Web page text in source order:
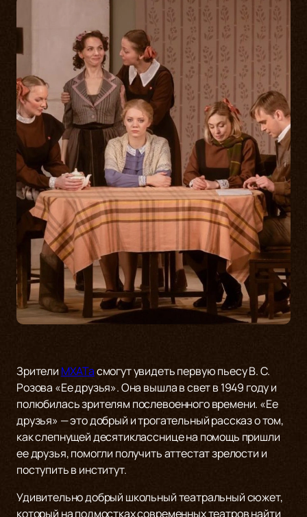
Зрители МХАТасмогут увидеть первую пьесу В. С.
Розова «Ее друзья». Она вышла в свет в 1949 году и
полюбилась зрителям послевоенного времени. «Ее
друзья» — это добрый и трогательный рассказ о том,
как слепнущей десятикласснице на помощь пришли
ее друзья, помогли получить аттестат зрелости и
поступить в институт.
Удивительно добрый школьный театральный сюжет,
который на подмостках современных театров найти